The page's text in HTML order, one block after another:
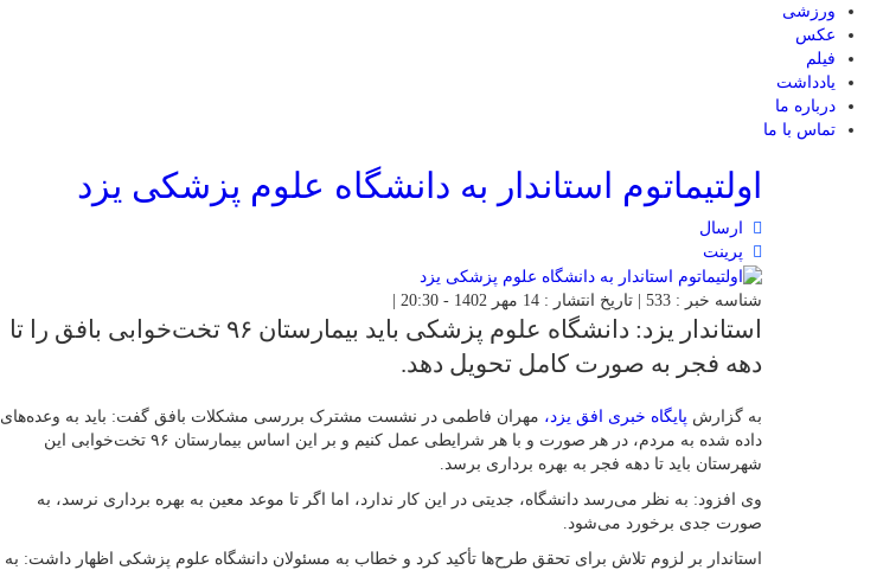
ورزشی
عکس
فیلم
یادداشت
درباره ما
تماس با ما
اولتیماتوم استاندار به دانشگاه علوم پزشکی یزد
ارسال
پرینت
شناسه خبر : 533 | تاریخ انتشار : 14 مهر 1402 - 20:30 |
استاندار یزد: دانشگاه علوم پزشکی باید بیمارستان ۹۶ تخت‌خوابی بافق را تا
دهه فجر به صورت کامل تحویل دهد.
به گزارش پایگاه خبری افق یزد، مهران فاطمی در نشست مشترک بررسی مشکلات بافق گفت: باید به وعده‌های
داده شده به مردم، در هر صورت و با هر شرایطی عمل کنیم و بر این اساس بیمارستان ۹۶ تخت‌خوابی این
شهرستان باید تا دهه فجر به بهره برداری برسد.
وی افزود: به نظر می‌رسد دانشگاه، جدیتی در این کار ندارد، اما اگر تا موعد معین به بهره برداری نرسد، به
صورت جدی برخورد می‌شود.
استاندار بر لزوم تلاش برای تحقق طرح‌ها تأکید کرد و خطاب به مسئولان دانشگاه علوم پزشکی اظهار داشت: به